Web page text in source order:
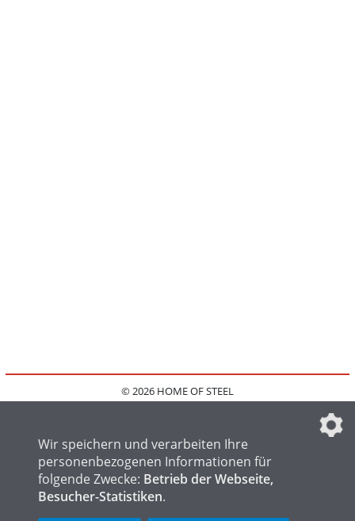
© 2026 HOME OF STEEL
IMPRESSUM
FAQ
DATENSCHUTZEINSTELLUNGEN
Wir speichern und verarbeiten Ihre
personenbezogenen Informationen für
folgende Zwecke: Betrieb der Webseite,
Besucher-Statistiken.